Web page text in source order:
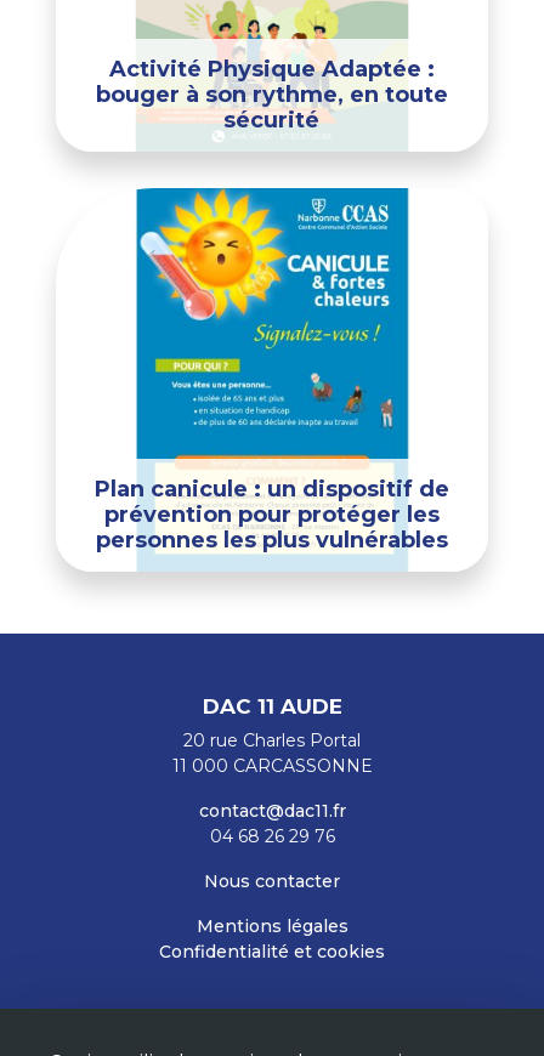
Activité Physique Adaptée :
bouger à son rythme, en toute
sécurité
Plan canicule : un dispositif de
prévention pour protéger les
personnes les plus vulnérables
DAC 11 AUDE
20 rue Charles Portal
11 000 CARCASSONNE
contact@dac11.fr
04 68 26 29 76
Nous contacter
Mentions légales
Confidentialité et cookies